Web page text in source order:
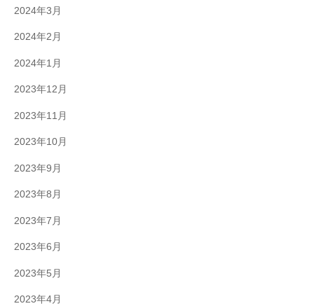
2024年3月
2024年2月
2024年1月
2023年12月
2023年11月
2023年10月
2023年9月
2023年8月
2023年7月
2023年6月
2023年5月
2023年4月